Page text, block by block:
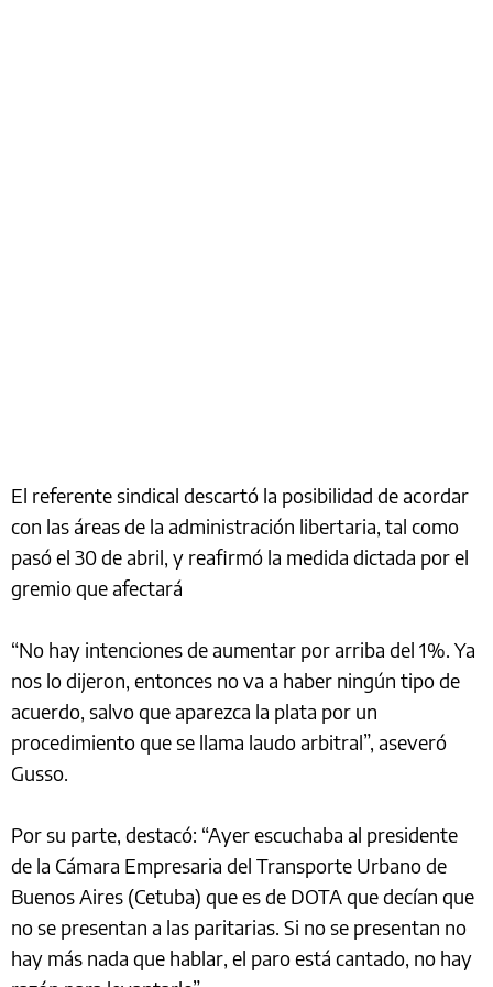
El referente sindical descartó la posibilidad de acordar
con las áreas de la administración libertaria, tal como
pasó el 30 de abril, y reafirmó la medida dictada por el
gremio que afectará
“No hay intenciones de aumentar por arriba del 1%. Ya
nos lo dijeron, entonces no va a haber ningún tipo de
acuerdo, salvo que aparezca la plata por un
procedimiento que se llama laudo arbitral”, aseveró
Gusso.
Por su parte, destacó: “Ayer escuchaba al presidente
de la Cámara Empresaria del Transporte Urbano de
Buenos Aires (Cetuba) que es de DOTA que decían que
no se presentan a las paritarias. Si no se presentan no
hay más nada que hablar, el paro está cantado, no hay